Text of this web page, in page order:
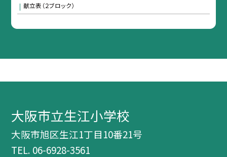
献立表（２ブロック）
大阪市立生江小学校
大阪市旭区生江1丁目10番21号
TEL. 06-6928-3561